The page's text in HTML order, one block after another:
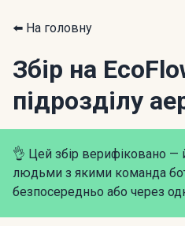
⬅️ На головну
Збір на
підрозділу
👌 Цей збір верифіковано —
людьми з якими команда
безпосередньо або через